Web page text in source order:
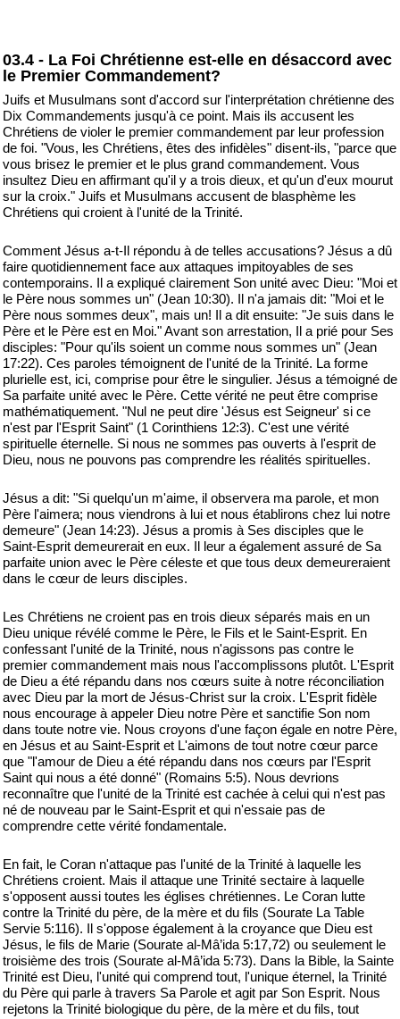
03.4 - La Foi Chrétienne est-elle en désaccord avec
le Premier Commandement?
Juifs et Musulmans sont d'accord sur l'interprétation chrétienne des
Dix Commandements jusqu'à ce point. Mais ils accusent les
Chrétiens de violer le premier commandement par leur profession
de foi. "Vous, les Chrétiens, êtes des infidèles" disent-ils, "parce que
vous brisez le premier et le plus grand commandement. Vous
insultez Dieu en affirmant qu'il y a trois dieux, et qu'un d'eux mourut
sur la croix." Juifs et Musulmans accusent de blasphème les
Chrétiens qui croient à l'unité de la Trinité.
Comment Jésus a-t-Il répondu à de telles accusations? Jésus a dû
faire quotidiennement face aux attaques impitoyables de ses
contemporains. Il a expliqué clairement Son unité avec Dieu: "Moi et
le Père nous sommes un" (Jean 10:30). Il n'a jamais dit: "Moi et le
Père nous sommes deux", mais un! Il a dit ensuite: "Je suis dans le
Père et le Père est en Moi." Avant son arrestation, Il a prié pour Ses
disciples: "Pour qu'ils soient un comme nous sommes un" (Jean
17:22). Ces paroles témoignent de l'unité de la Trinité. La forme
plurielle est, ici, comprise pour être le singulier. Jésus a témoigné de
Sa parfaite unité avec le Père. Cette vérité ne peut être comprise
mathématiquement. "Nul ne peut dire 'Jésus est Seigneur' si ce
n'est par l'Esprit Saint" (1 Corinthiens 12:3). C'est une vérité
spirituelle éternelle. Si nous ne sommes pas ouverts à l'esprit de
Dieu, nous ne pouvons pas comprendre les réalités spirituelles.
Jésus a dit: "Si quelqu'un m'aime, il observera ma parole, et mon
Père l'aimera; nous viendrons à lui et nous établirons chez lui notre
demeure" (Jean 14:23). Jésus a promis à Ses disciples que le
Saint-Esprit demeurerait en eux. Il leur a également assuré de Sa
parfaite union avec le Père céleste et que tous deux demeureraient
dans le cœur de leurs disciples.
Les Chrétiens ne croient pas en trois dieux séparés mais en un
Dieu unique révélé comme le Père, le Fils et le Saint-Esprit. En
confessant l'unité de la Trinité, nous n'agissons pas contre le
premier commandement mais nous l'accomplissons plutôt. L'Esprit
de Dieu a été répandu dans nos cœurs suite à notre réconciliation
avec Dieu par la mort de Jésus-Christ sur la croix. L'Esprit fidèle
nous encourage à appeler Dieu notre Père et sanctifie Son nom
dans toute notre vie. Nous croyons d'une façon égale en notre Père,
en Jésus et au Saint-Esprit et L'aimons de tout notre cœur parce
que "l'amour de Dieu a été répandu dans nos cœurs par l'Esprit
Saint qui nous a été donné" (Romains 5:5). Nous devrions
reconnaître que l'unité de la Trinité est cachée à celui qui n'est pas
né de nouveau par le Saint-Esprit et qui n'essaie pas de
comprendre cette vérité fondamentale.
En fait, le Coran n'attaque pas l'unité de la Trinité à laquelle les
Chrétiens croient. Mais il attaque une Trinité sectaire à laquelle
s'opposent aussi toutes les églises chrétiennes. Le Coran lutte
contre la Trinité du père, de la mère et du fils (Sourate La Table
Servie 5:116). Il s'oppose également à la croyance que Dieu est
Jésus, le fils de Marie (Sourate al-Mâ’ida 5:17,72) ou seulement le
troisième des trois (Sourate al-Mâ’ida 5:73). Dans la Bible, la Sainte
Trinité est Dieu, l'unité qui comprend tout, l'unique éternel, la Trinité
du Père qui parle à travers Sa Parole et agit par Son Esprit. Nous
rejetons la Trinité biologique du père, de la mère et du fils, tout